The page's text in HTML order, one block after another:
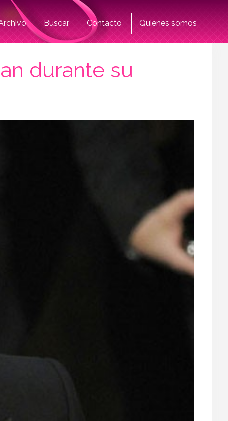
Buscar Contacto Quienes somos
durante su